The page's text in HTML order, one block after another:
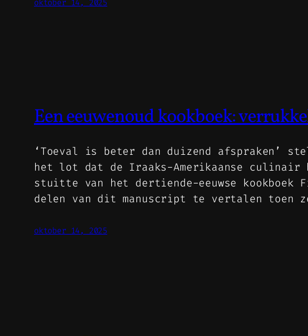
oktober 14, 2025
Een eeuwenoud kookboek:
‘Toeval is beter dan duizend afspraken’
het lot dat de Iraaks-Amerikaanse culinair
stuitte van het dertiende-eeuwse
delen van dit manuscript te vertalen toen
oktober 14, 2025